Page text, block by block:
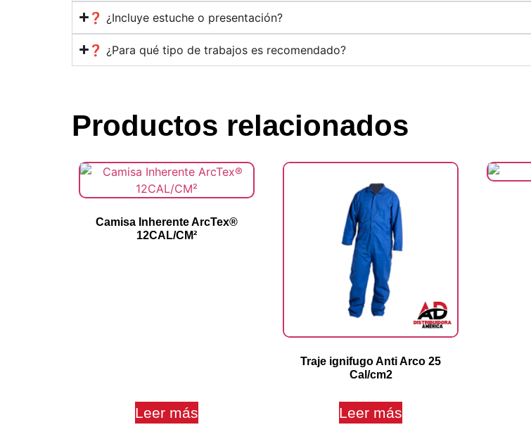
❓ ¿Incluye estuche o presentación?
❓ ¿Para qué tipo de trabajos es recomendado?
Productos relacionados
Camisa Inherente ArcTex®
12CAL/CM²
Leer más
Traje ignifugo Anti Arco 25
Cal/cm2
Leer más